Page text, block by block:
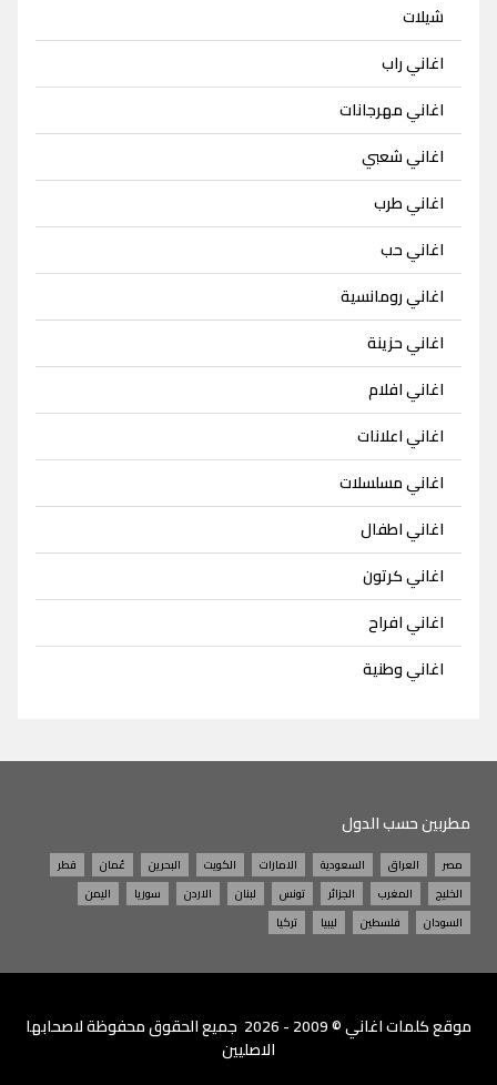
شيلات
اغاني راب
اغاني مهرجانات
اغاني شعبي
اغاني طرب
اغاني حب
اغاني رومانسية
اغاني حزينة
اغاني افلام
اغاني اعلانات
اغاني مسلسلات
اغاني اطفال
اغاني كرتون
اغاني افراح
اغاني وطنية
مطربين حسب الدول
مصر العراق السعودية الامارات الكويت البحرين عُمان
قطر
الخليج
المغرب الجزائر تونس لبنان الاردن سوريا
اليمن
السودان
فلسطين ليبيا تركيا
موقعكلمات اغاني
© 2009 - 2026 جميع الحقوق محفوظة لاصحابها
الاصليين